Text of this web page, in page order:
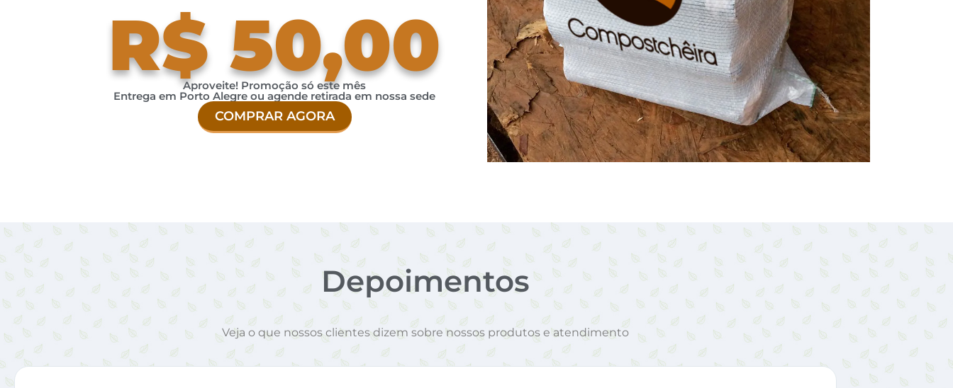
R$ 50,00
Aproveite! Promoção só este mês
Entrega em Porto Alegre ou agende retirada em nossa sede
COMPRAR AGORA
Depoimentos
Veja o que nossos clientes dizem sobre nossos produtos e atendimento